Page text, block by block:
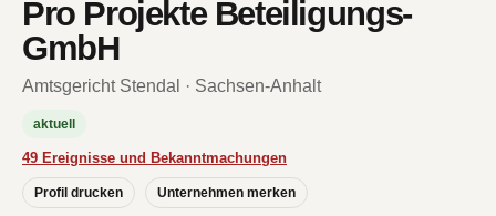
Pro Projekte Beteiligungs-
GmbH
Amtsgericht Stendal · Sachsen-Anhalt
aktuell
49 Ereignisse und Bekanntmachungen
Profil drucken Unternehmen merken